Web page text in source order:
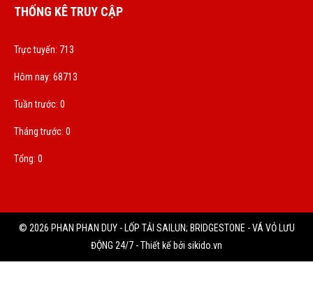
THỐNG KÊ TRUY CẬP
Trực tuyến: 713
Hôm nay: 68713
Tuần trước: 0
Tháng trước: 0
Tổng: 0
© 2026 PHAN PHAN DUY - LỐP TẢI SAILUN; BRIDGESTONE - VÁ VỎ LƯU
ĐỘNG 24/7 - Thiết kế bởi sikido.vn